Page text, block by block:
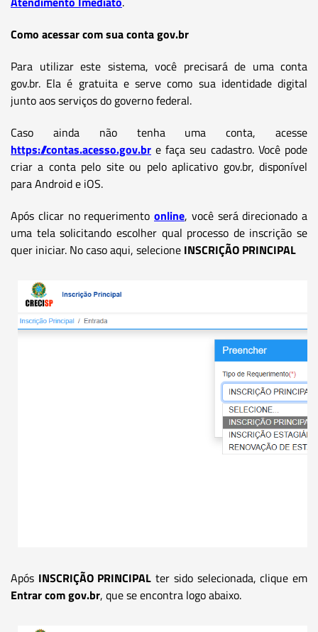
Como acessar com sua conta gov.br
Para utilizar este sistema, você precisará de uma conta
gov.br. Ela é gratuita e serve como sua identidade digital
junto aos serviços do governo federal.
Caso ainda não tenha uma conta, acesse
https://contas.acesso.gov.br e faça seu cadastro. Você pode
criar a conta pelo site ou pelo aplicativo gov.br, disponível
para Android e iOS.
Após clicar no requerimento online, você será direcionado a
uma tela solicitando escolher qual processo de inscrição se
quer iniciar. No caso aqui, selecione INSCRIÇÃO PRINCIPAL
Após INSCRIÇÃO PRINCIPAL ter sido selecionada, clique em
Entrar com gov.br, que se encontra logo abaixo.